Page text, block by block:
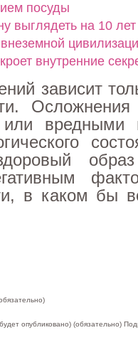
посуды
выглядеть на 10
внутренние
зависит
вредными
в каком бы
опубликовано) (обязательно)